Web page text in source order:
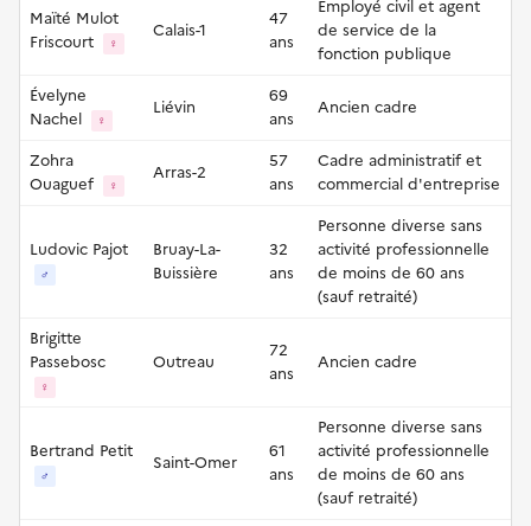
Maïté Mulot
Friscourt
♀
Calais-1
47
ans
Employé civil et agent
de service de la
fonction publique
Évelyne
Nachel
♀
Liévin
69
ans
Ancien cadre
Zohra
Ouaguef
♀
Arras-2
57
ans
Cadre administratif et
commercial d'entreprise
Ludovic Pajot
♂
Bruay-La-
Buissière
32
ans
Personne diverse sans
activité professionnelle
de moins de 60 ans
(sauf retraité)
Brigitte
Passebosc
♀
Outreau
72
ans
Ancien cadre
Bertrand Petit
♂
Saint-Omer
61
ans
Personne diverse sans
activité professionnelle
de moins de 60 ans
(sauf retraité)